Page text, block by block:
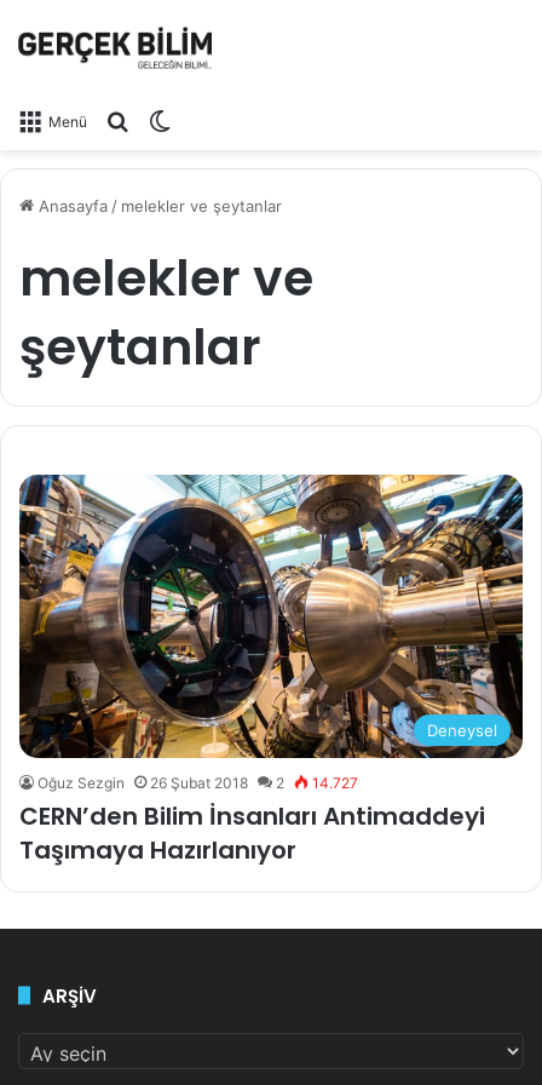
Menü Arama yap ...
Anasayfa / melekler ve şeytanlar
melekler ve
şeytanlar
Deneysel
Oğuz Sezgin 26 Şubat 2018 2 14.727
CERN’den Bilim İnsanları Antimaddeyi
Taşımaya Hazırlanıyor
ARŞİV
ARŞİV